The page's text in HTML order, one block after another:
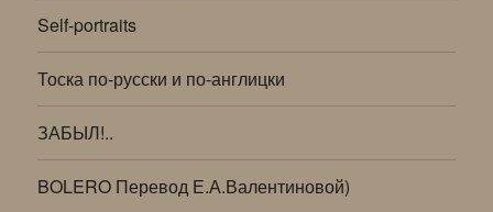
Self-portraits
Тоска по-русски и по-англицки
ЗАБЫЛ!..
BOLERO Перевод Е.А.Валентиновой)